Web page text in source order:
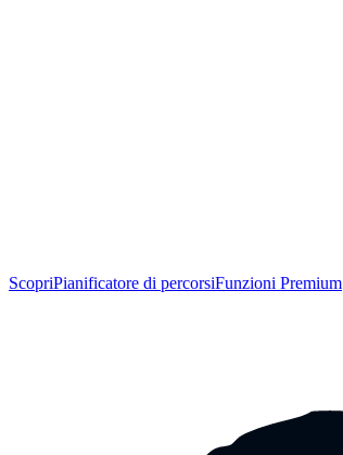
ScopriPianificatore di percorsiFunzioni Premium